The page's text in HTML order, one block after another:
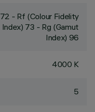
72 - Rf (Colour Fidelity
Index) 73 - Rg (Gamut
Index) 96
4000 K
5